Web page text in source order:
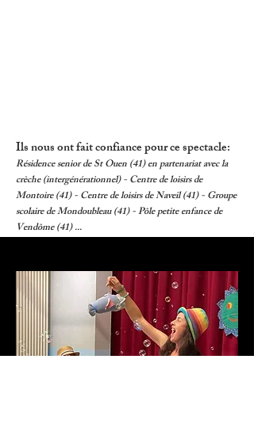
Ils nous ont fait confiance pour ce spectacle:
Résidence senior de St Ouen (41) en partenariat avec la
crèche (intergénérationnel) - Centre de loisirs de
Montoire (41) - Centre de loisirs de Naveil (41) - Groupe
scolaire de Mondoubleau (41) - Pôle petite enfance de
Vendôme (41) ...